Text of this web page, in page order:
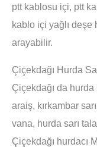
ptt kablosu içi, ptt
kablo içi yağlı deşe
arayabilir.
Çiçekdağı Hurda
Çiçekdağı da
araiş, kırkambar
vana, hurda sarı
Çiçekdağı hurdacı